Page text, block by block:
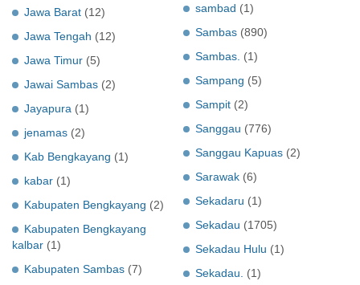
Jawa Barat (12)
Jawa Tengah (12)
Jawa Timur (5)
Jawai Sambas (2)
Jayapura (1)
jenamas (2)
Kab Bengkayang (1)
kabar (1)
Kabupaten Bengkayang (2)
Kabupaten Bengkayang
kalbar (1)
Kabupaten Sambas (7)
sambad (1)
Sambas (890)
Sambas. (1)
Sampang (5)
Sampit (2)
Sanggau (776)
Sanggau Kapuas (2)
Sarawak (6)
Sekadaru (1)
Sekadau (1705)
Sekadau Hulu (1)
Sekadau.
(1)